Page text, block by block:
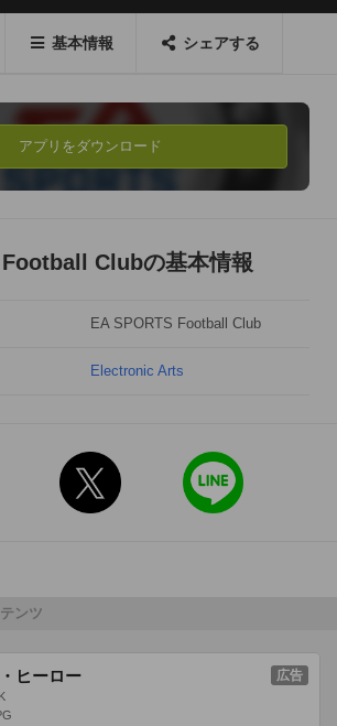
Alerts and Friends. With EA SPORTS
never miss an important message from
minute FUT Transfer, or limited time
world of FIFA with you, at home or on the
features:
your Friends and Send Messages
with the FUT Transfer List
of FIFA 14 to your Origin Account
TEAM USER?
基本情報 シェアする
アプリをダウンロード
Football Clubの基本情報
EA SPORTS Football Club
Electronic Arts
ンツ
ヒーロー 広告